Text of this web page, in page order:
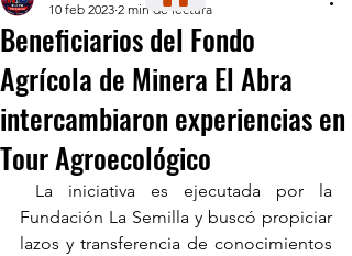
Beneficiarios del Fondo
Agrícola de Minera El Abra
intercambiaron experiencias en
Tour Agroecológico
10 feb 2023 2 min de lectura
Fundación La Semilla y buscó propiciar
lazos y transferencia de conocimientos